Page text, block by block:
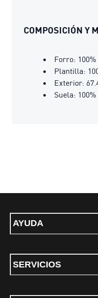
COMPOSICIÓN Y
Forro: 100%
Plantilla:
Exterior:
Suela:
AYUDA
SERVICIOS